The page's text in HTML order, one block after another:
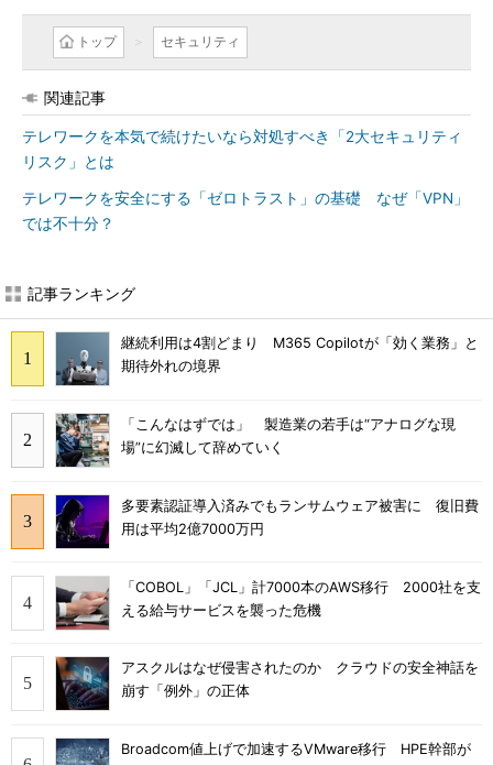
トップ セキュリティ
関連記事
テレワークを本気で続けたいなら対処すべき「2大セキュリティ
リスク」とは
テレワークを安全にする「ゼロトラスト」の基礎 なぜ「VPN」
では不十分？
記事ランキング
継続利用は4割どまり M365 Copilotが「効く業務」と
期待外れの境界
「こんなはずでは」 製造業の若手は“アナログな現
場”に幻滅して辞めていく
多要素認証導入済みでもランサムウェア被害に 復旧費
用は平均2億7000万円
「COBOL」「JCL」計7000本のAWS移行 2000社を支
える給与サービスを襲った危機
アスクルはなぜ侵害されたのか クラウドの安全神話を
崩す「例外」の正体
Broadcom値上げで加速するVMware移行 HPE幹部が